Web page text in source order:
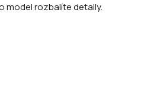
model rozbalíte detaily.